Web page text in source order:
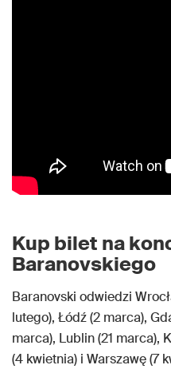
Kup bilet na
Baranovskiego
Baranovski odwiedzi
lutego), Łódź (2 marca),
marca), Lublin (21 marca),
(4 kwietnia) i Warszawę (7